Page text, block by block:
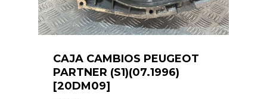
CAJA CAMBIOS PEUGEOT
PARTNER (S1)(07.1996)
[20DM09]